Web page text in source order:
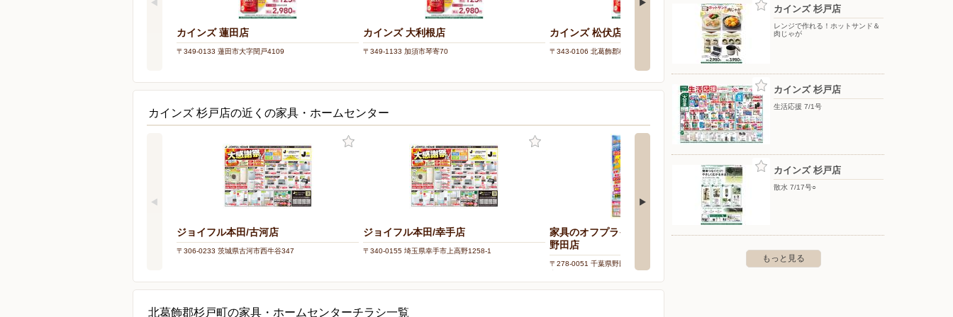
カインズ 蓮田店
〒349-0133 蓮田市大字閏戸4109
カインズ 大利根店
〒349-1133 加須市琴寄70
カインズ 松伏店
〒343-0106 北葛飾郡松伏町大字大川戸3133
カインズ 浦和美園店
〒336-0967 さいたま市緑区美園1-11-1
カインズ 杉戸店の近くの家具・ホームセンター
ジョイフル本田/古河店
〒306-0233 茨城県古河市西牛谷347
ジョイフル本田/幸手店
〒340-0155 埼玉県幸手市上高野1258-1
家具のオフプライスストア BIGWOOD/
野田店
〒278-0051 千葉県野田市七光台4-2 イオンタウン七光台
北葛飾郡杉戸町の家具・ホームセンターチラシ一覧
カインズ 杉戸店
レンジで作れる！ホットサンド＆
肉じゃが
カインズ 杉戸店
生活応援 7/1号
カインズ 杉戸店
散水 7/17号○
もっと見る